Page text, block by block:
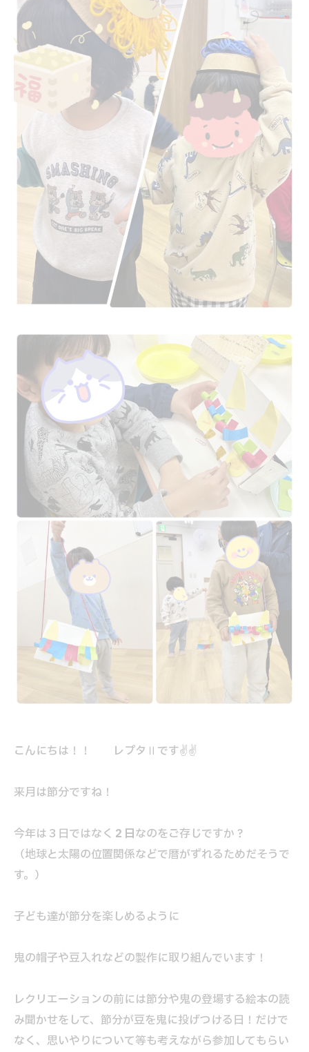
こんにちは！！ レプタⅡです✌️✌️
来月は節分ですね！
今年は３日ではなく ２日なのをご存じですか？
（地球と太陽の位置関係などで暦がずれるためだそうで
す。）
子ども達が節分を楽しめるように
鬼の帽子や豆入れなどの製作に取り組んでいます！
レクリエーションの前には節分や鬼の登場する絵本の読
み聞かせをして、節分が豆を鬼に投げつける日！だけで
なく、思いやりについて等も考えながら参加してもらい